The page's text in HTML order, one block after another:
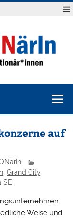
auf
,Grand City
SE
Weise und